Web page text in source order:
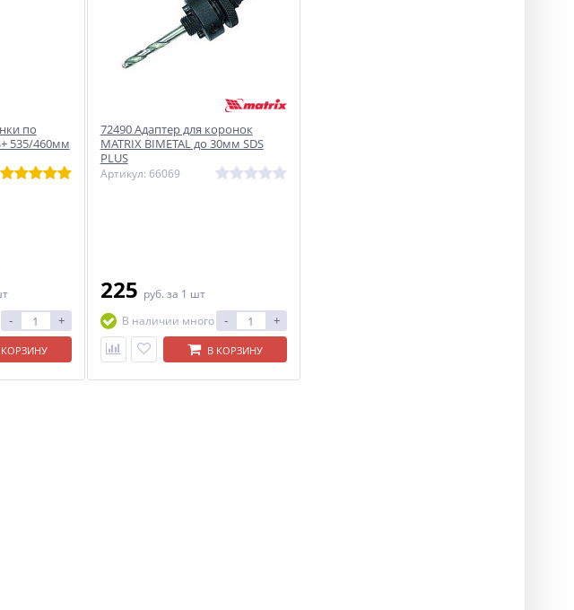
по
535/460мм
- +
КОРЗИНУ
72490 Адаптер для коронок
MATRIX BIMETAL до 30мм SDS
PLUS
Артикул: 66069
225 руб. за 1 шт
В наличии много
- +
В КОРЗИНУ